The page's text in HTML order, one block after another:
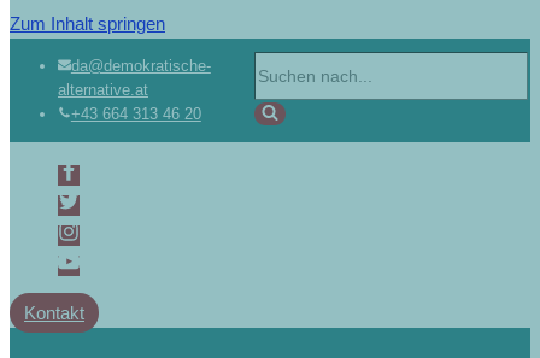
Zum Inhalt springen
da@demokratische-
alternative.at
+43 664 313 46 20
Kontakt